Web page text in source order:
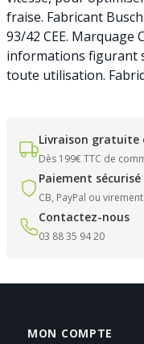
fraise. Fabricant
93/42 CEE. Marquage
informations figurant
toute utilisation.
Livraison gratuite
Dès 199€ TTC de
Paiement sécurisé
CB, PayPal ou virement
Contactez-nous
03 88 35 94 20
MON COMPTE